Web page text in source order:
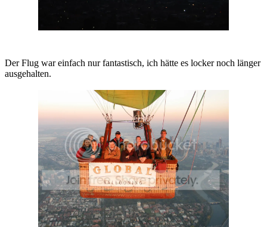
Der Flug war einfach nur fantastisch, ich hätte es locker noch länger
ausgehalten.